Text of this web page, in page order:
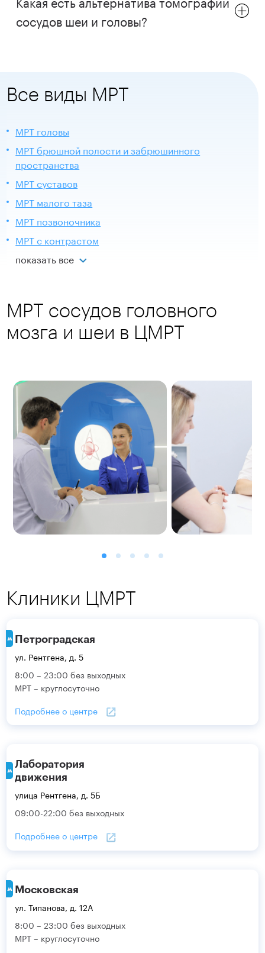
сосудов шеи и головы?
Все виды МРТ
МРТ головы
МРТ брюшной полости и забрюшинного
пространства
МРТ суставов
МРТ малого таза
МРТ позвоночника
МРТ с контрастом
показать все
МРТ сосудов головного
мозга и шеи в ЦМРТ
Клиники ЦМРТ
Петроградская
ул. Рентгена, д. 5
8:00 – 23:00 без выходных
МРТ – круглосуточно
Подробнее о центре
Лаборатория
движения
улица Рентгена, д. 5Б
09:00-22:00 без выходных
Подробнее о центре
Московская
ул. Типанова, д. 12А
8:00 – 23:00 без выходных
МРТ – круглосуточно